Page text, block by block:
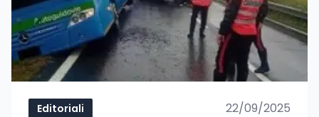
Editoriali 22/09/2025